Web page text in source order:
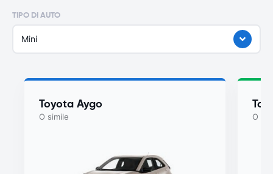
TIPO DI AUTO
Mini
Toyota Aygo
O simile O